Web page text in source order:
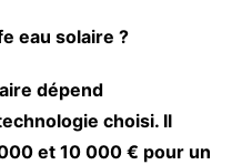
eau solaire ?
dépend
choisi. Il
et 10 000 € pour un